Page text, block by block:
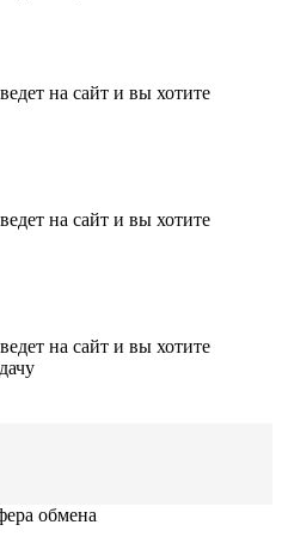
на сайт и вы хотите
на сайт и вы хотите
на сайт и вы хотите
обмена